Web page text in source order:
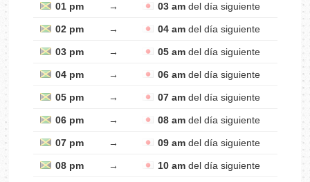
01 pm → 03 amdel día siguiente
02 pm → 04 amdel día siguiente
03 pm → 05 amdel día siguiente
04 pm → 06 amdel día siguiente
05 pm → 07 amdel día siguiente
06 pm → 08 amdel día siguiente
07 pm → 09 amdel día siguiente
08 pm → 10 amdel día siguiente